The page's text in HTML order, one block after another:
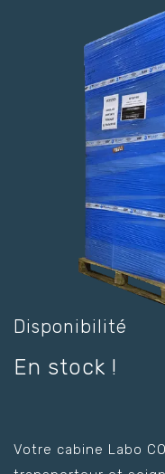
Disponibilité
En stock !
Votre cabine Labo